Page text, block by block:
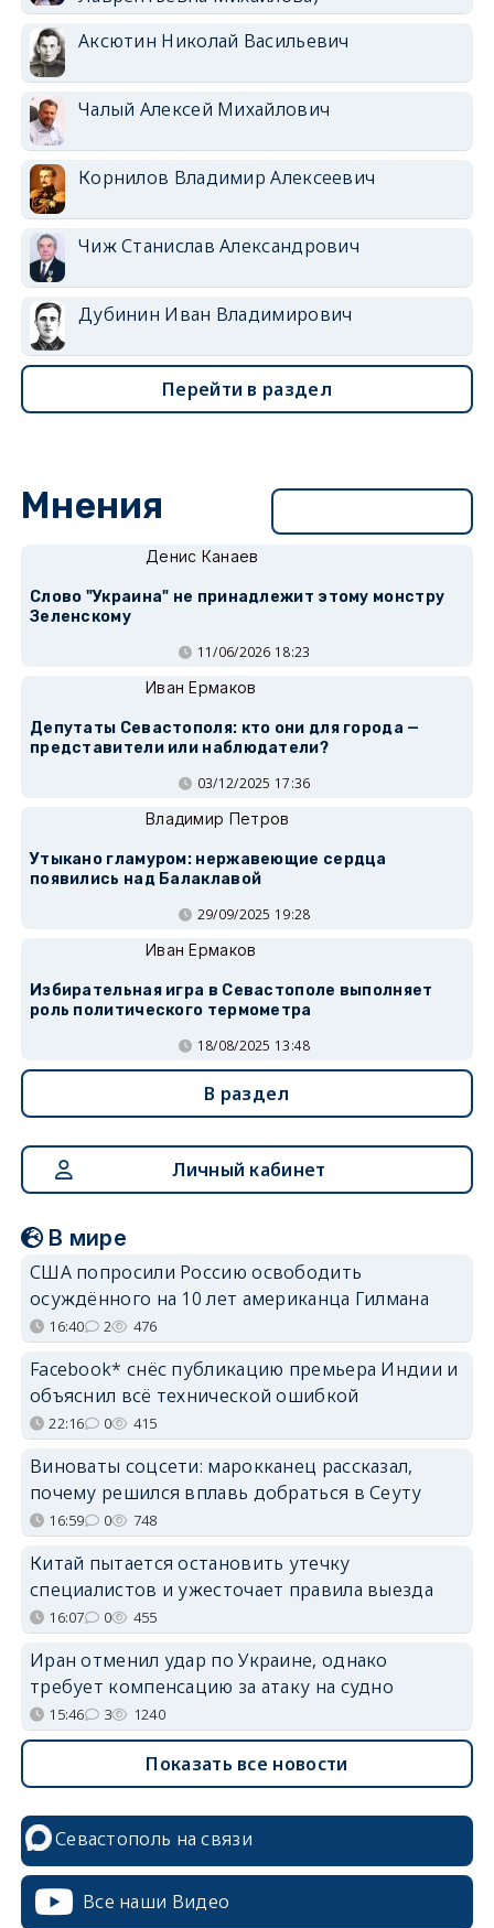
Аксютин Николай Васильевич
Чалый Алексей Михайлович
Корнилов Владимир Алексеевич
Чиж Станислав Александрович
Дубинин Иван Владимирович
Перейти в раздел
Мнения
Денис Канаев
Слово "Украина" не принадлежит этому монстру
Зеленскому
11/06/2026 18:23
Иван Ермаков
Депутаты Севастополя: кто они для города —
представители или наблюдатели?
03/12/2025 17:36
Владимир Петров
Утыкано гламуром: нержавеющие сердца
появились над Балаклавой
29/09/2025 19:28
Иван Ермаков
Избирательная игра в Севастополе выполняет
роль политического термометра
18/08/2025 13:48
В раздел
Личный кабинет
В мире
США попросили Россию освободить
осуждённого на 10 лет американца Гилмана
16:40 2 476
Facebook* снёс публикацию премьера Индии и
объяснил всё технической ошибкой
22:16 0 415
Виноваты соцсети: марокканец рассказал,
почему решился вплавь добраться в Сеуту
16:59 0 748
Китай пытается остановить утечку
специалистов и ужесточает правила выезда
16:07 0 455
Иран отменил удар по Украине, однако
требует компенсацию за атаку на судно
15:46 3 1240
Показать все новости
Севастополь на связи
Все наши Видео